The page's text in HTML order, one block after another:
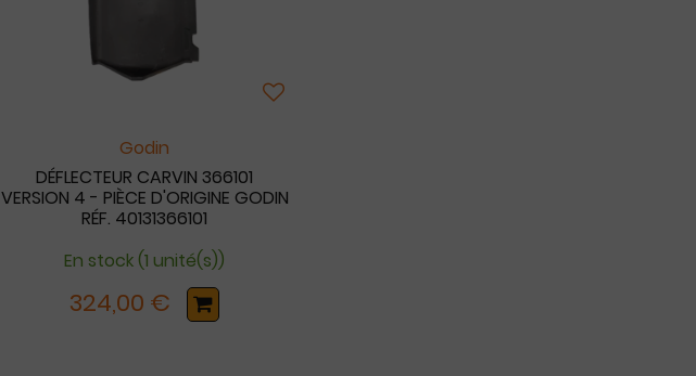
Godin
DÉFLECTEUR CARVIN 366101
VERSION 4 - PIÈCE D'ORIGINE GODIN
RÉF. 40131366101
En stock (1 unité(s))
324,00 €